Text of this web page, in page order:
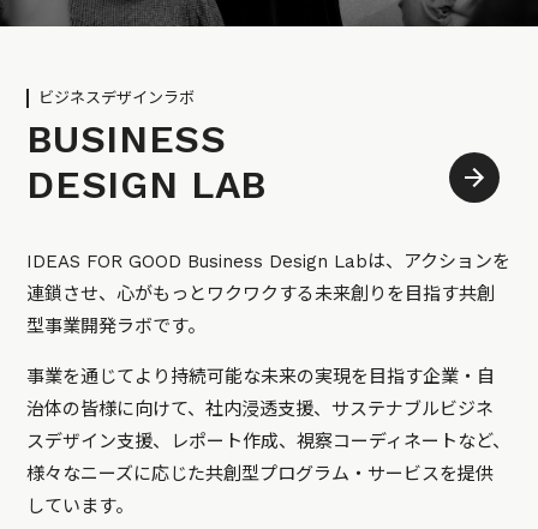
ビジネスデザインラボ
BUSINESS
DESIGN LAB
IDEAS FOR GOOD Business Design Labは、アクションを
連鎖させ、心がもっとワクワクする未来創りを目指す共創
型事業開発ラボです。
事業を通じてより持続可能な未来の実現を目指す企業・自
治体の皆様に向けて、社内浸透支援、サステナブルビジネ
スデザイン支援、レポート作成、視察コーディネートなど、
様々なニーズに応じた共創型プログラム・サービスを提供
しています。